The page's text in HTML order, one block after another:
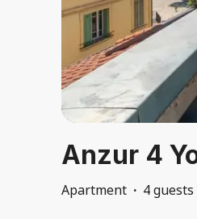
Anzur 4
Apartment · 4 guests